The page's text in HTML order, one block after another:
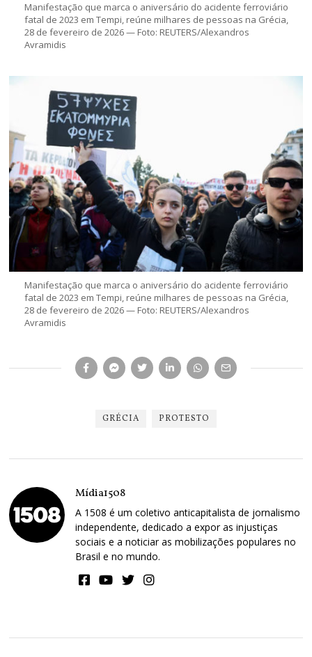
Manifestação que marca o aniversário do acidente ferroviário
fatal de 2023 em Tempi, reúne milhares de pessoas na Grécia,
28 de fevereiro de 2026 — Foto: REUTERS/Alexandros
Avramidis
Manifestação que marca o aniversário do acidente ferroviário
fatal de 2023 em Tempi, reúne milhares de pessoas na Grécia,
28 de fevereiro de 2026 — Foto: REUTERS/Alexandros
Avramidis
GRÉCIA PROTESTO
Mídia1508
A 1508 é um coletivo anticapitalista de jornalismo
independente, dedicado a expor as injustiças
sociais e a noticiar as mobilizações populares no
Brasil e no mundo.